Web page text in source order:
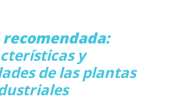
y
de las plantas